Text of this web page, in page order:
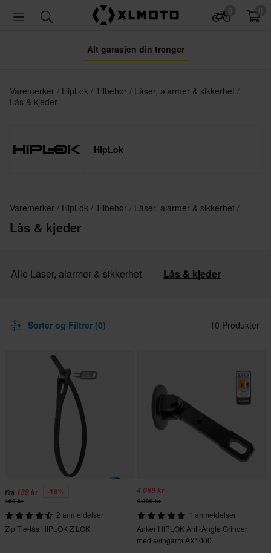
Alt garasjen din trenger
Varemerker HipLok Tilbehør
Låser, alarmer & sikkerhet
Lås & kjeder
HipLok
Varemerker HipLok Tilbehør Låser, alarmer & sikkerhet
Lås & kjeder
Alle Låser, alarmer & sikkerhet Lås & kjeder
Sorter og Filtrer (0) 10 Produkter
Fra 139 kr -18%
169 kr
2 anmeldelser
Zip Tie-lås HIPLOK Z LOK
4 069 kr
4 399 kr
1 anmeldelser
Anker HIPLOK Anti-Angle Grinder
med svingarm AX1000